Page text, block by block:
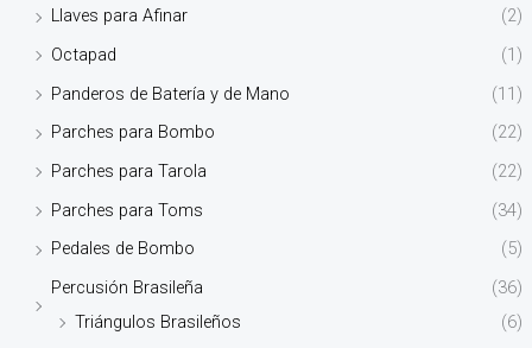
Llaves para Afinar
(2)
Octapad
(1)
Panderos de Batería y de Mano
(11)
Parches para Bombo
(22)
Parches para Tarola
(22)
Parches para Toms
(34)
Pedales de Bombo
(5)
Percusión Brasileña
(36)
Triángulos Brasileños
(6)